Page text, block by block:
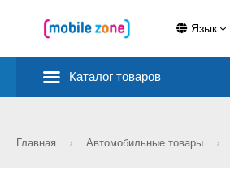
Язык
Каталог товаров
Главная Автомобильные товары